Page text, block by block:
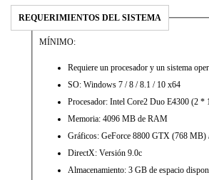
REQUERIMIENTOS DEL SISTEMA
MÍNIMO:
Requiere un procesador y un sistema
SO: Windows 7 / 8 / 8.1 / 10 x64
Procesador: Intel Core2 Duo E4300 (2
Memoria: 4096 MB de RAM
Gráficos: GeForce 8800 GTX (768
DirectX: Versión 9.0c
Almacenamiento: 3 GB de espacio